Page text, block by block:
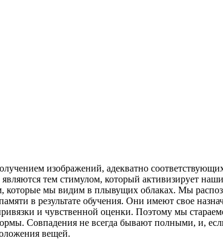
изображений, адекватно
тем стимулом, который активизирует
которые мы видим в плывущих облаках. Мы
в результате обучения. Они имеют свое
и чувственной оценки. Поэтому мы
Совпадения не всегда бывают полными, и,
вещей.